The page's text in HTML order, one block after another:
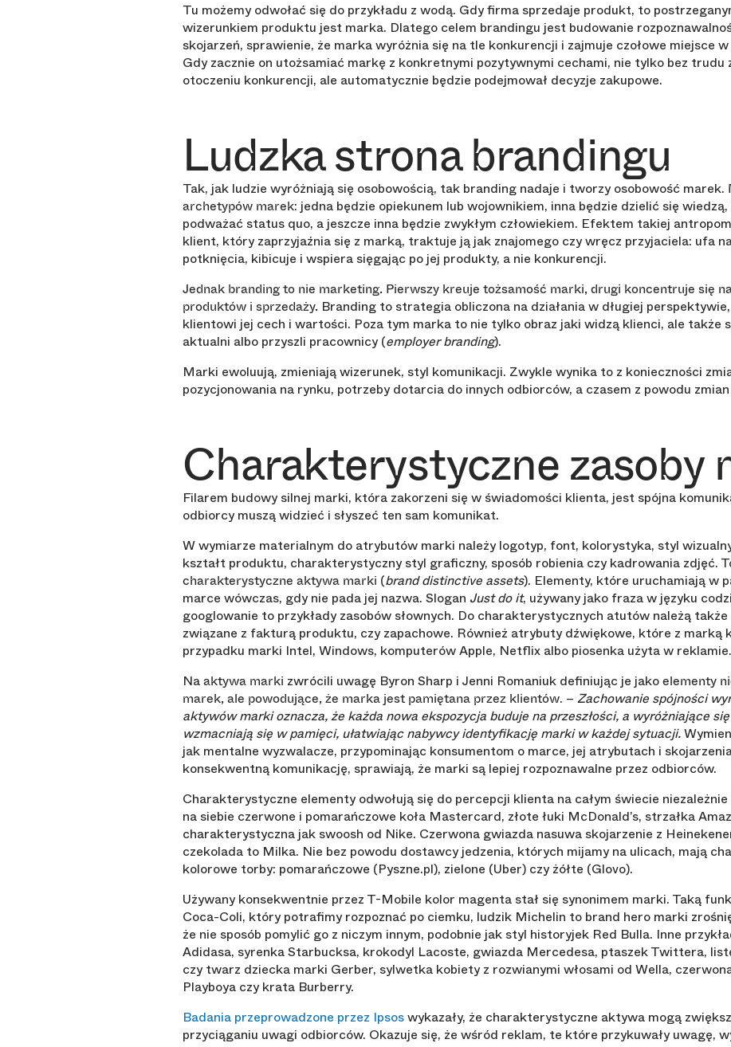
Tu możemy odwołać się do przykładu z wodą. Gdy firma sprzedaje produkt, to
wizerunkiem produktu jest marka. Dlatego celem brandingu jest budowanie
skojarzeń, sprawienie, że marka wyróżnia się na tle konkurencji i zajmuje czołowe miejsce
Gdy zacznie on utożsamiać markę z konkretnymi pozytywnymi cechami, nie tylko bez trudu
otoczeniu konkurencji, ale automatycznie będzie podejmował decyzje zakupowe.
Ludzka strona brandingu
Tak, jak ludzie wyróżniają się osobowością, tak branding nadaje i tworzy osobowość marek.
archetypów marek: jedna będzie opiekunem lub wojownikiem, inna będzie dzielić się
podważać status quo, a jeszcze inna będzie zwykłym człowiekiem. Efektem takiej
klient, który zaprzyjaźnia się z marką, traktuje ją jak znajomego czy wręcz przyjaciela: ufa
potknięcia, kibicuje i wspiera sięgając po jej produkty, a nie konkurencji.
Jednak branding to nie marketing. Pierwszy kreuje tożsamość marki, drugi koncentruje się
produktów i sprzedaży. Branding to strategia obliczona na działania w długiej
klientowi jej cech i wartości. Poza tym marka to nie tylko obraz jaki widzą klienci, ale także
aktualni albo przyszli pracownicy (employer branding).
Marki ewoluują, zmieniają wizerunek, styl komunikacji. Zwykle wynika to z konieczności
pozycjonowania na rynku, potrzeby dotarcia do innych odbiorców, a czasem z powodu
Charakterystyczne zasoby
Filarem budowy silnej marki, która zakorzeni się w świadomości klienta, jest spójna
odbiorcy muszą widzieć i słyszeć ten sam komunikat.
W wymiarze materialnym do atrybutów marki należy logotyp, font, kolorystyka, styl
kształt produktu, charakterystyczny styl graficzny, sposób robienia czy kadrowania zdjęć.
charakterystyczne aktywa marki (brand distinctive assets). Elementy, które uruchamiają w
marce wówczas, gdy nie pada jej nazwa. Slogan Just do it, używany jako fraza w języku
googlowanie to przykłady zasobów słownych. Do charakterystycznych atutów należą
związane z fakturą produktu, czy zapachowe. Również atrybuty dźwiękowe, które z marką
przypadku marki Intel, Windows, komputerów Apple, Netflix albo piosenka użyta w reklamie.
Na aktywa marki zwrócili uwagę Byron Sharp i Jenni Romaniuk definiując je jako elementy
marek, ale powodujące, że marka jest pamiętana przez klientów. – Zachowanie spójności
aktywów marki oznacza, że każda nowa ekspozycja buduje na przeszłości, a wyróżniające
wzmacniają się w pamięci, ułatwiając nabywcy identyfikację marki w każdej sytuacji.
jak mentalne wyzwalacze, przypominając konsumentom o marce, jej atrybutach i
konsekwentną komunikację, sprawiają, że marki są lepiej rozpoznawalne przez odbiorców.
Charakterystyczne elementy odwołują się do percepcji klienta na całym świecie
na siebie czerwone i pomarańczowe koła Mastercard, złote łuki McDonald’s, strzałka
charakterystyczna jak swoosh od Nike. Czerwona gwiazda nasuwa skojarzenie z
czekolada to Milka. Nie bez powodu dostawcy jedzenia, których mijamy na ulicach, mają
kolorowe torby: pomarańczowe (Pyszne.pl), zielone (Uber) czy żółte (Glovo).
Używany konsekwentnie przez T-Mobile kolor magenta stał się synonimem marki. Taką
Coca-Coli, który potrafimy rozpoznać po ciemku, ludzik Michelin to brand hero marki
że nie sposób pomylić go z niczym innym, podobnie jak styl historyjek Red Bulla. Inne
Adidasa, syrenka Starbucksa, krokodyl Lacoste, gwiazda Mercedesa, ptaszek Twittera,
czy twarz dziecka marki Gerber, sylwetka kobiety z rozwianymi włosami od Wella,
Playboya czy krata Burberry.
Badania przeprowadzone przez Ipsoswykazały, że charakterystyczne aktywa mogą
przyciąganiu uwagi odbiorców. Okazuje się, że wśród reklam, te które przykuwały uwagę,